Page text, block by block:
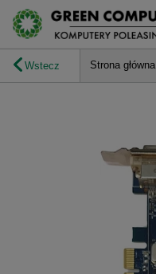
Wstecz Strona główna